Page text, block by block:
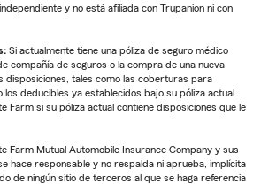
y no está afiliada con Trupanion ni con
Si actualmente tiene una póliza de seguro médico
compañía de seguros o la compra de una nueva
disposiciones, tales como las coberturas para
deducibles ya establecidos bajo su póliza actual.
Farm si su póliza actual contiene disposiciones que le
Farm Mutual Automobile Insurance Company y sus
hace responsable y no respalda ni aprueba, implícita
de ningún sitio de terceros al que se haga referencia